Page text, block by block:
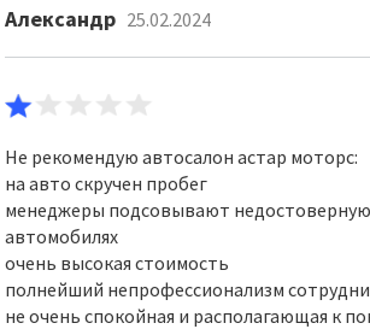
Александр 25.02.2024
Не рекомендую автосалон астар моторс:
на авто скручен пробег
менеджеры подсовывают
автомобилях
очень высокая стоимость
полнейший непрофессионализм
не очень спокойная и располагающая к